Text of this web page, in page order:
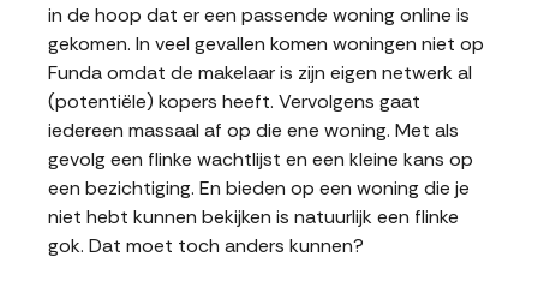
in de hoop dat er een passende woning online is
gekomen. In veel gevallen komen woningen niet op
Funda omdat de makelaar is zijn eigen netwerk al
(potentiële) kopers heeft. Vervolgens gaat
iedereen massaal af op die ene woning. Met als
gevolg een flinke wachtlijst en een kleine kans op
een bezichtiging. En bieden op een woning die je
niet hebt kunnen bekijken is natuurlijk een flinke
gok. Dat moet toch anders kunnen?